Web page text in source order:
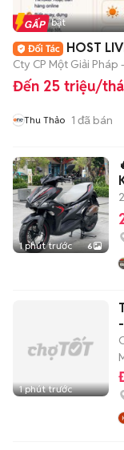
Tin nổi bật
HOST
Cty CP Một Giải
Đến 25 triệu/
Thu Thảo 1 đã bán
1 phút trước 6
1 phút trước